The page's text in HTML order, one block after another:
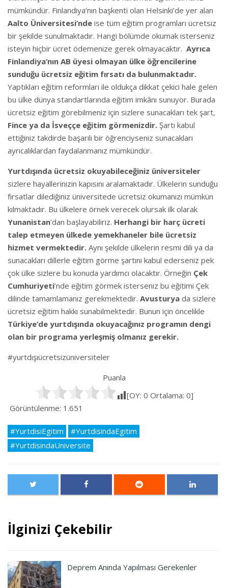
mümkündür. Finlandiya’nın başkenti olan Helsinki’de yer alan
Aalto Üniversitesi’nde ise tüm eğitim programları ücretsiz
bir şekilde sunulmaktadır. Hangi bölümde okumak isterseniz
isteyin hiçbir ücret ödemenize gerek olmayacaktır. Ayrıca
Finlandiya’nın AB üyesi olmayan ülke öğrencilerine
sunduğu ücretsiz eğitim fırsatı da bulunmaktadır.
Yaptıkları eğitim reformları ile oldukça dikkat çekici hale gelen
bu ülke dünya standartlarında eğitim imkânı sunuyor. Burada
ücretsiz eğitim görebilmeniz için sizlere sunacakları tek şart,
Fince ya da İsveççe eğitim görmenizdir. Şartı kabul
ettiğiniz takdirde başarılı bir öğrenciyseniz sunacakları
ayrıcalıklardan faydalanmanız mümkündür.
Yurtdışında ücretsiz okuyabileceğiniz üniversiteler
sizlere hayallerinizin kapısını aralamaktadır. Ülkelerin sunduğu
fırsatlar dilediğiniz üniversitede ücretsiz okumanızı mümkün
kılmaktadır. Bu ülkelere örnek verecek olursak ilk olarak
Yunanistan’dan başlayabiliriz. Herhangi bir harç ücreti
talep etmeyen ülkede yemekhaneler bile ücretsiz
hizmet vermektedir. Aynı şekilde ülkelerin resmi dili ya da
sunacakları dillerle eğitim görme şartını kabul ederseniz pek
çok ülke sizlere bu konuda yardımcı olacaktır. Örneğin Çek
Cumhuriyeti’nde eğitim görmek isterseniz bu eğitimi Çek
dilinde tamamlamanız gerekmektedir. Avusturya da sizlere
ücretsiz eğitim hakkı sunabilmektedir. Bunun için öncelikle
Türkiye’de yurtdışında okuyacağınız programın dengi
olan bir programa yerleşmiş olmanız gerekir.
#yurtdışıücretsizüniversiteler
Puanla
[OY: 0 Ortalama: 0]
Görüntülenme: 1.651
#YurtdisiEgitim
#YurtdisindaEgitim
#YurtdisindaUniversite
İlginizi Çekebilir
Deprem Anında Yapılması Gerekenler